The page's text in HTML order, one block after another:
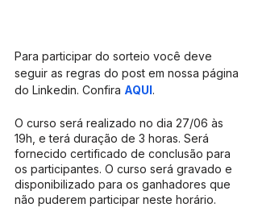
Para participar do sorteio você deve
seguir as regras do post em nossa página
do Linkedin. Confira AQUI.
O curso será realizado no dia 27/06 às
19h, e terá duração de 3 horas. Será
fornecido certificado de conclusão para
os participantes. O curso será gravado e
disponibilizado para os ganhadores que
não puderem participar neste horário.